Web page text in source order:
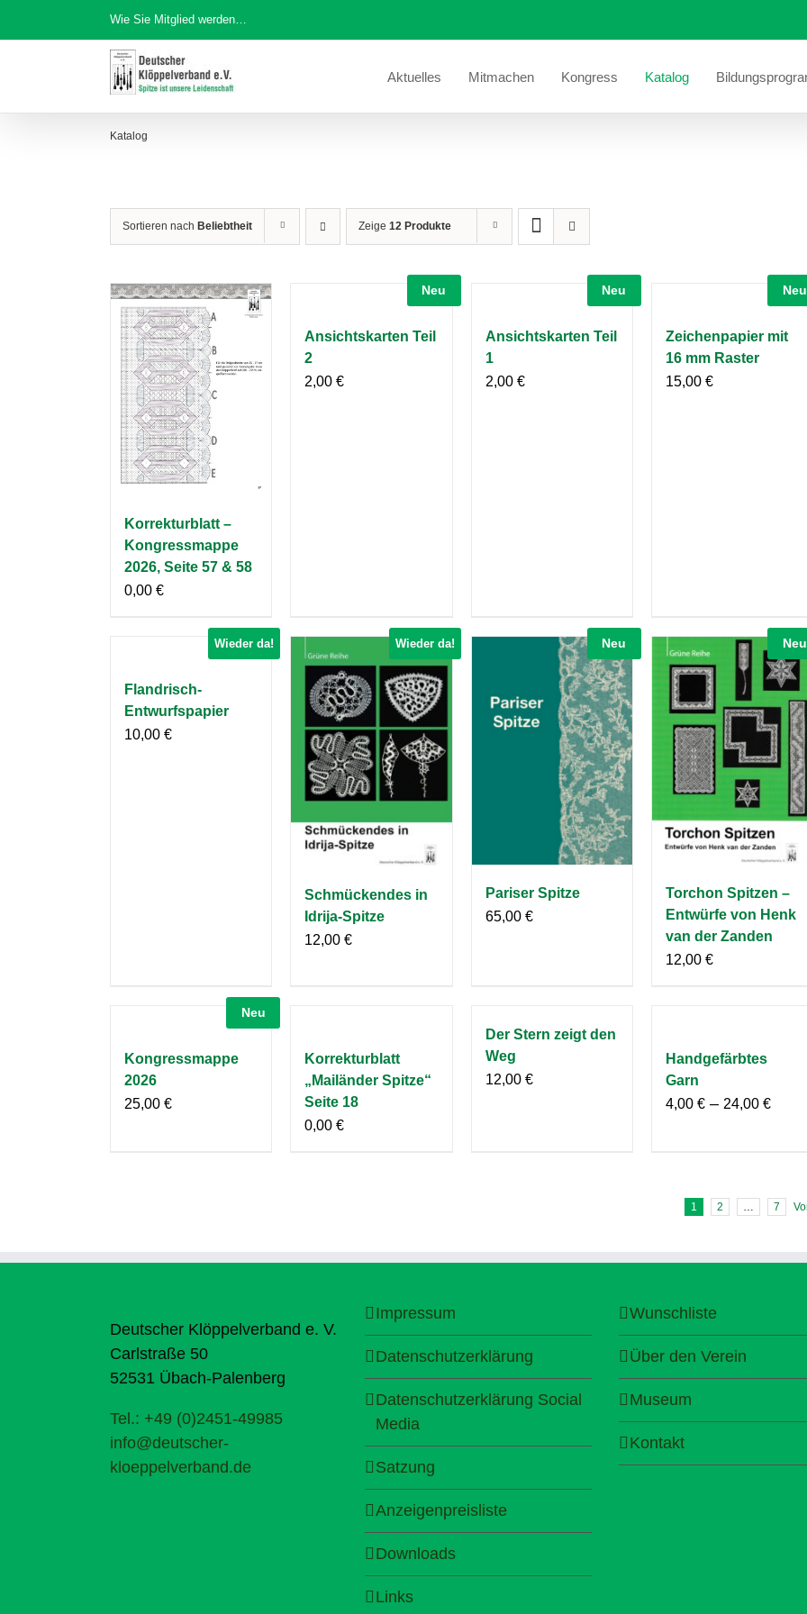
Inhalt
Wie Sie Mitglied werden…
Aktuelles Mitmachen Kongress Katalog
Katalog
Sortieren nach Beliebtheit Zeige 12 Produkte
Korrekturblatt –
Kongressmappe
2026, Seite 57 & 58
0,00 €
Neu
Ansichtskarten Teil
2
2,00€
Neu
Ansichtskarten Teil
1
2,00 €
Neu
Zeichenpapier mit
16 mm Raster
15,00 €
Wieder da!
Flandrisch-
Entwurfspapier
10,00 €
Wieder da!
Schmückendes in
Idrija-Spitze
12,00€
Neu
Pariser Spitze
65,00 €
Neu
Torchon Spitzen –
Entwürfe von Henk
van der Zanden
12,00 €
Neu
Kongressmappe
2026
25,00 €
Korrekturblatt
„Mailänder Spitze“
Seite 18
0,00€
Der Stern zeigt den
Weg
12,00 €
Handgefärbtes
Garn
4,00 €– 24,00 €
1 2 7
Deutscher Klöppelverband e. V.
Carlstraße 50
52531 Übach-Palenberg
Tel.: +49 (0)2451-49985
info@deutscher-
kloeppelverband.de
Impressum
Datenschutzerklärung
Datenschutzerklärung Social
Media
Satzung
Anzeigenpreisliste
Downloads
Links
Wunschliste
Über den Verein
Museum
Kontakt